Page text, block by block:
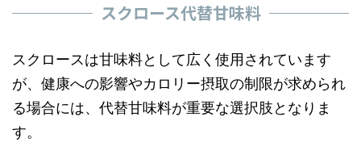
スクロース代替甘味料
スクロースは甘味料として広く使用されています
が、健康への影響やカロリー摂取の制限が求められ
る場合には、代替甘味料が重要な選択肢となりま
す。